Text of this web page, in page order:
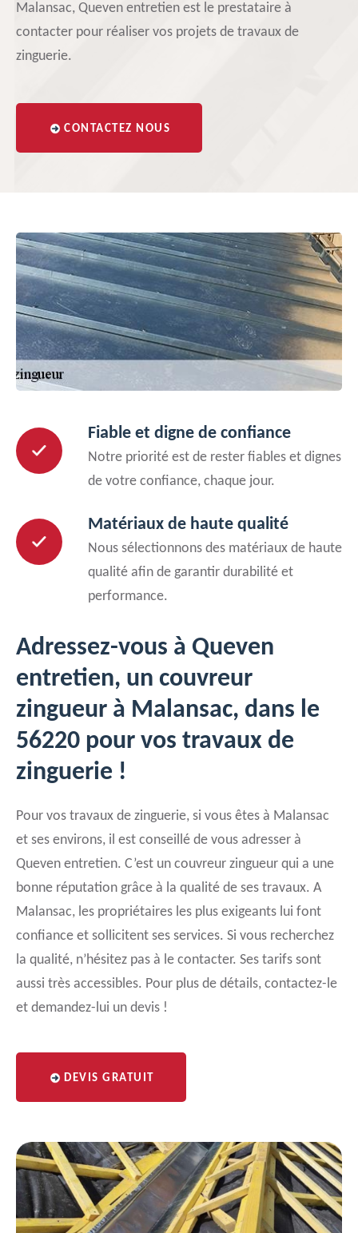
Malansac, Queven entretien est le prestataire à
contacter pour réaliser vos projets de travaux de
zinguerie.
CONTACTEZ NOUS
Fiable et digne de confiance
Notre priorité est de rester fiables et dignes
de votre confiance, chaque jour.
Matériaux de haute qualité
Nous sélectionnons des matériaux de haute
qualité afin de garantir durabilité et
performance.
Adressez-vous à Queven
entretien, un couvreur
zingueur à Malansac, dans le
56220 pour vos travaux de
zinguerie !
Pour vos travaux de zinguerie, si vous êtes à Malansac
et ses environs, il est conseillé de vous adresser à
Queven entretien. C’est un couvreur zingueur qui a une
bonne réputation grâce à la qualité de ses travaux. A
Malansac, les propriétaires les plus exigeants lui font
confiance et sollicitent ses services. Si vous recherchez
la qualité, n’hésitez pas à le contacter. Ses tarifs sont
aussi très accessibles. Pour plus de détails, contactez-le
et demandez-lui un devis !
DEVIS GRATUIT